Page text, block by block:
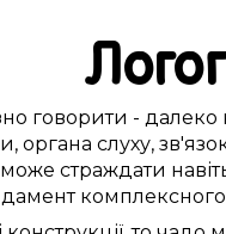
говорити - далеко
, органа слуху,
може страждати
комплексного